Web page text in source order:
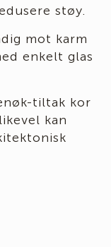
støy.
mot karm
enkelt glas
tiltak kor
kan